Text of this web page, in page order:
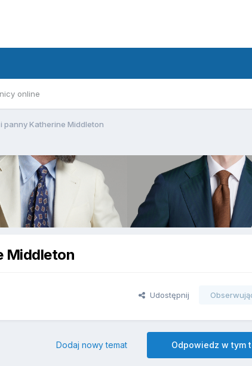
online
panny Katherine Middleton
Middleton
Udostępnij
Odpowiedz w tym
Dodaj nowy temat